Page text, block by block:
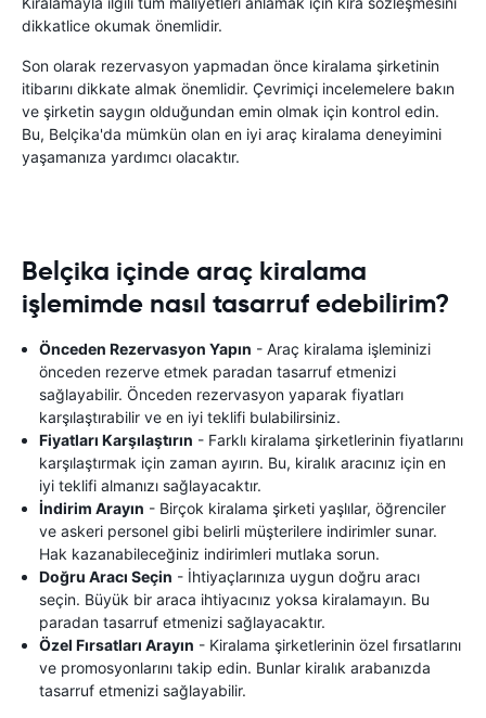
dikkatlice okumak önemlidir.
Son olarak rezervasyon yapmadan önce kiralama şirketinin
itibarını dikkate almak önemlidir. Çevrimiçi incelemelere bakın
ve şirketin saygın olduğundan emin olmak için kontrol edin.
Bu, Belçika'da mümkün olan en iyi araç kiralama deneyimini
yaşamanıza yardımcı olacaktır.
Belçika içinde araç kiralama
işlemimde nasıl tasarruf edebilirim?
Önceden Rezervasyon Yapın - Araç kiralama işleminizi
önceden rezerve etmek paradan tasarruf etmenizi
sağlayabilir. Önceden rezervasyon yaparak fiyatları
karşılaştırabilir ve en iyi teklifi bulabilirsiniz.
Fiyatları Karşılaştırın - Farklı kiralama şirketlerinin fiyatlarını
karşılaştırmak için zaman ayırın. Bu, kiralık aracınız için en
iyi teklifi almanızı sağlayacaktır.
İndirim Arayın - Birçok kiralama şirketi yaşlılar, öğrenciler
ve askeri personel gibi belirli müşterilere indirimler sunar.
Hak kazanabileceğiniz indirimleri mutlaka sorun.
Doğru Aracı Seçin - İhtiyaçlarınıza uygun doğru aracı
seçin. Büyük bir araca ihtiyacınız yoksa kiralamayın. Bu
paradan tasarruf etmenizi sağlayacaktır.
Özel Fırsatları Arayın - Kiralama şirketlerinin özel fırsatlarını
ve promosyonlarını takip edin. Bunlar kiralık arabanızda
tasarruf etmenizi sağlayabilir.